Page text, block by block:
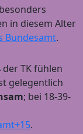
in diesem Alter
Bundesamt.
der TK fühlen
gelegentlich
; bei 18‑39-
.